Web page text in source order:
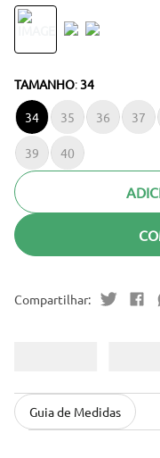
TAMANHO: 34
34 35 36 37
39 40
Guia de Medidas